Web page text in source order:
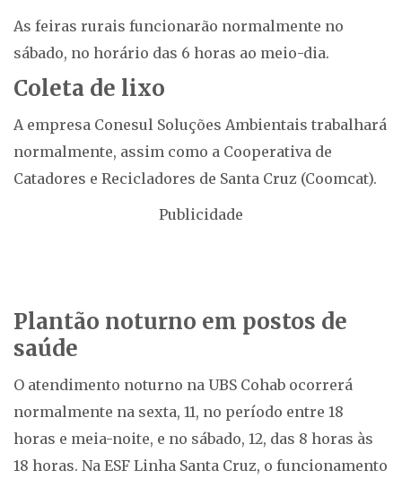
As feiras rurais funcionarão normalmente no
sábado, no horário das 6 horas ao meio-dia.
Coleta de lixo
A empresa Conesul Soluções Ambientais trabalhará
normalmente, assim como a Cooperativa de
Catadores e Recicladores de Santa Cruz (Coomcat).
Publicidade
Plantão noturno em postos de
saúde
O atendimento noturno na UBS Cohab ocorrerá
normalmente na sexta, 11, no período entre 18
horas e meia-noite, e no sábado, 12, das 8 horas às
18 horas. Na ESF Linha Santa Cruz, o funcionamento